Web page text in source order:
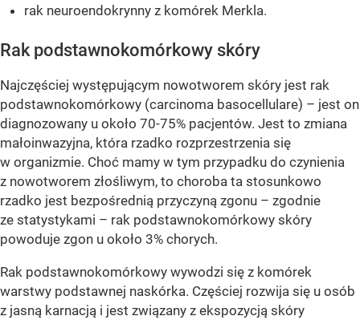
rak neuroendokrynny z komórek Merkla.
Rak podstawnokomórkowy skóry
Najczęściej występującym nowotworem skóry jest rak
podstawnokomórkowy (carcinoma basocellulare) – jest on
diagnozowany u około 70-75% pacjentów. Jest to zmiana
małoinwazyjna, która rzadko rozprzestrzenia się
w organizmie. Choć mamy w tym przypadku do czynienia
z nowotworem złośliwym, to choroba ta stosunkowo
rzadko jest bezpośrednią przyczyną zgonu – zgodnie
ze statystykami – rak podstawnokomórkowy skóry
powoduje zgon u około 3% chorych.
Rak podstawnokomórkowy wywodzi się z komórek
warstwy podstawnej naskórka. Częściej rozwija się u osób
z jasną karnacją i jest związany z ekspozycją skóry